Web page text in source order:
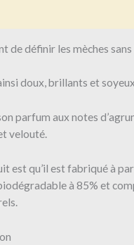
de définir les mèches
doux, brillants et
parfum aux notes
velouté.
est qu’il est fabriqué à
à 85% et